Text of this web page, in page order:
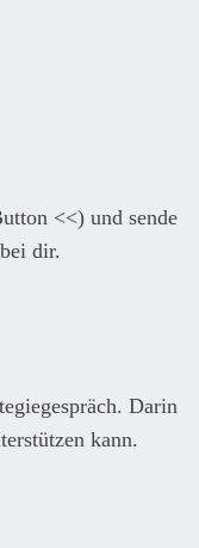
<<) und sende
dir.
Darin
kann.